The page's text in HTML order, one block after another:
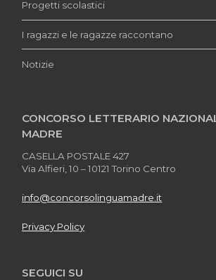
Progetti scolastici
I ragazzi e le ragazze raccontano
Notizie
CONCORSO LETTERARIO
MADRE
CASELLA POSTALE 427
Via Alfieri, 10 – 10121 Torino Centro
info@concorsolinguamadre.it
Privacy Policy
SEGUICI SU